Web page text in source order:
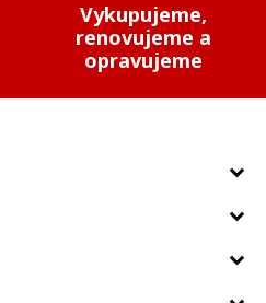
Vykupujeme,
renovujeme a
opravujeme